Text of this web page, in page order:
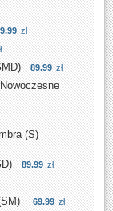
zł
89.99 zł
(S)
89.99 zł
69.99 zł